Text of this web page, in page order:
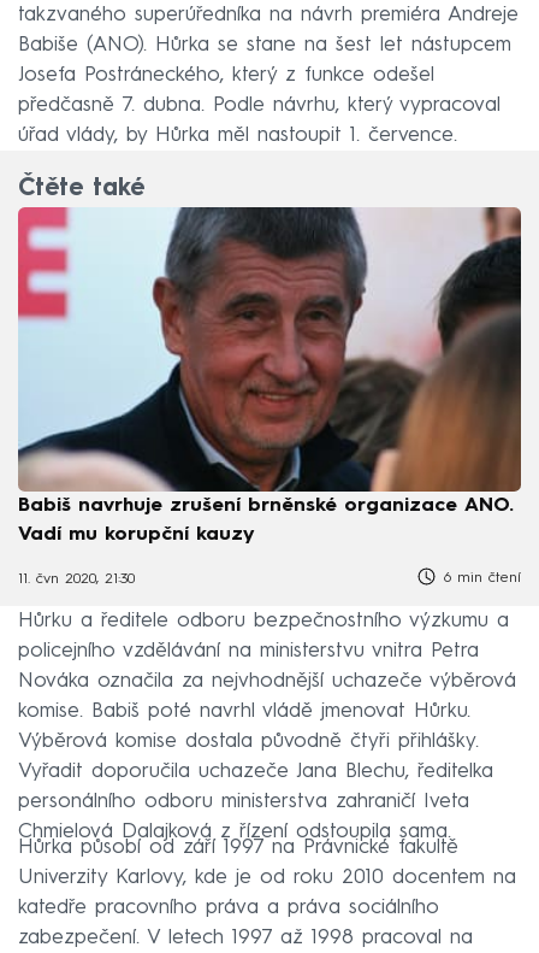
takzvaného superúředníka na návrh premiéra Andreje
Babiše (ANO). Hůrka se stane na šest let nástupcem
Josefa Postráneckého, který z funkce odešel
předčasně 7. dubna. Podle návrhu, který vypracoval
úřad vlády, by Hůrka měl nastoupit 1. července.
Čtěte také
Babiš navrhuje zrušení brněnské organizace ANO.
Vadí mu korupční kauzy
11. čvn 2020, 21:30 6 min čtení
Hůrku a ředitele odboru bezpečnostního výzkumu a
policejního vzdělávání na ministerstvu vnitra Petra
Nováka označila za nejvhodnější uchazeče výběrová
komise. Babiš poté navrhl vládě jmenovat Hůrku.
Výběrová komise dostala původně čtyři přihlášky.
Vyřadit doporučila uchazeče Jana Blechu, ředitelka
personálního odboru ministerstva zahraničí Iveta
Chmielová Dalajková z řízení odstoupila sama.
Hůrka působí od září 1997 na Právnické fakultě
Univerzity Karlovy, kde je od roku 2010 docentem na
katedře pracovního práva a práva sociálního
zabezpečení. V letech 1997 až 1998 pracoval na